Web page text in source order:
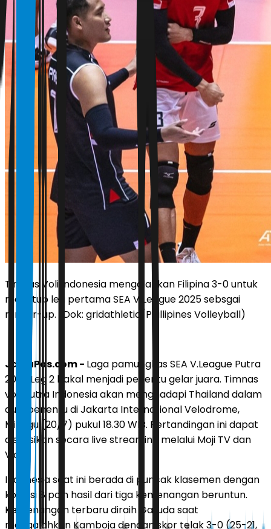
Timnas Voli Indonesia mengalahkan Filipina 3-0 untuk
menutup leg pertama SEA V League 2025 sebsgai
runner-up. (Dok: gridathletic/Phillipines Volleyball)
JawaPos.com - Laga pamungkas SEA V.League Putra
2025 Leg 2 bakal menjadi penentu gelar juara. Timnas
voli putra Indonesia akan menghadapi Thailand dalam
duel penentu di Jakarta International Velodrome,
Minggu (20/7) pukul 18.30 WIB. Pertandingan ini dapat
disaksikan secara live streaming melalui Moji TV dan
Vidio.
Indonesia saat ini berada di puncak klasemen dengan
koleksi 8 poin hasil dari tiga kemenangan beruntun.
Kemenangan terbaru diraih Garuda saat
mengalahkan Kamboja dengan skor telak 3-0 (25-21,